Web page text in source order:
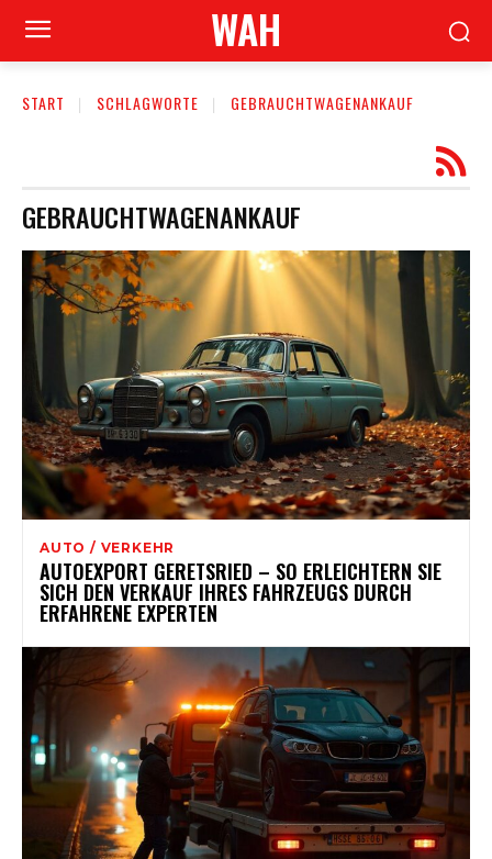
WAH
START SCHLAGWORTE GEBRAUCHTWAGENANKAUF
GEBRAUCHTWAGENANKAUF
AUTO / VERKEHR
AUTOEXPORT GERETSRIED – SO ERLEICHTERN SIE
SICH DEN VERKAUF IHRES FAHRZEUGS DURCH
ERFAHRENE EXPERTEN